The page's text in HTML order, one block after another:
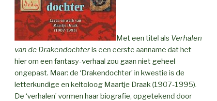
Met een titel als Verhalen
van de Drakendochteris een eerste aanname dat het
hier om een fantasy-verhaal zou gaan niet geheel
ongepast. Maar: de ‘Drakendochter’ in kwestie is de
letterkundige en keltoloog Maartje Draak (1907-1995).
De ‘verhalen’ vormen haar biografie, opgetekend door